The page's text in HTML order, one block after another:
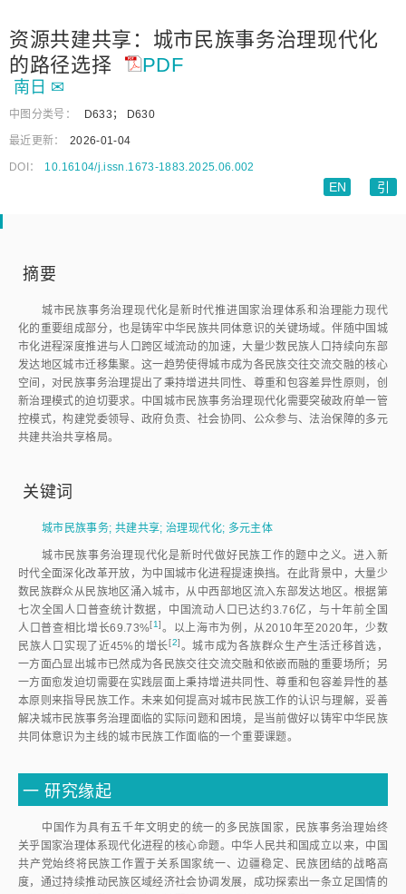
资源共建共享：城市民族事务治理现代化
的路径选择
PDF
南日 ✉
中图分类号： D633 ； D630
最近更新： 2026-01-04
DOI： 10.16104/j.issn.1673-1883.2025.06.002
EN 引
摘要
城市民族事务治理现代化是新时代推进国家治理体系和治理能力现代
化的重要组成部分，也是铸牢中华民族共同体意识的关键场域。伴随中国城
市化进程深度推进与人口跨区域流动的加速，大量少数民族人口持续向东部
发达地区城市迁移集聚。这一趋势使得城市成为各民族交往交流交融的核心
空间，对民族事务治理提出了秉持增进共同性、尊重和包容差异性原则，创
新治理模式的迫切要求。中国城市民族事务治理现代化需要突破政府单一管
控模式，构建党委领导、政府负责、社会协同、公众参与、法治保障的多元
共建共治共享格局。
关键词
城市民族事务; 共建共享;治理现代化; 多元主体
城市民族事务治理现代化是新时代做好民族工作的题中之义。进入新
时代全面深化改革开放，为中国城市化进程提速换挡。在此背景中，大量少
数民族群众从民族地区涌入城市，从中西部地区流入东部发达地区。根据第
七次全国人口普查统计数据，中国流动人口已达约3.76亿，与十年前全国
人口普查相比增长69.73%[1]。以上海市为例，从2010年至2020年，少数
民族人口实现了近45%的增长[2]。城市成为各族群众生产生活迁移首选，
一方面凸显出城市已然成为各民族交往交流交融和依嵌而融的重要场所；另
一方面愈发迫切需要在实践层面上秉持增进共同性、尊重和包容差异性的基
本原则来指导民族工作。未来如何提高对城市民族工作的认识与理解，妥善
解决城市民族事务治理面临的实际问题和困境，是当前做好以铸牢中华民族
共同体意识为主线的城市民族工作面临的一个重要课题。
一 研究缘起
中国作为具有五千年文明史的统一的多民族国家，民族事务治理始终
关乎国家治理体系现代化进程的核心命题。中华人民共和国成立以来，中国
共产党始终将民族工作置于关系国家统一、边疆稳定、民族团结的战略高
度，通过持续推动民族区域经济社会协调发展，成功探索出一条立足国情的